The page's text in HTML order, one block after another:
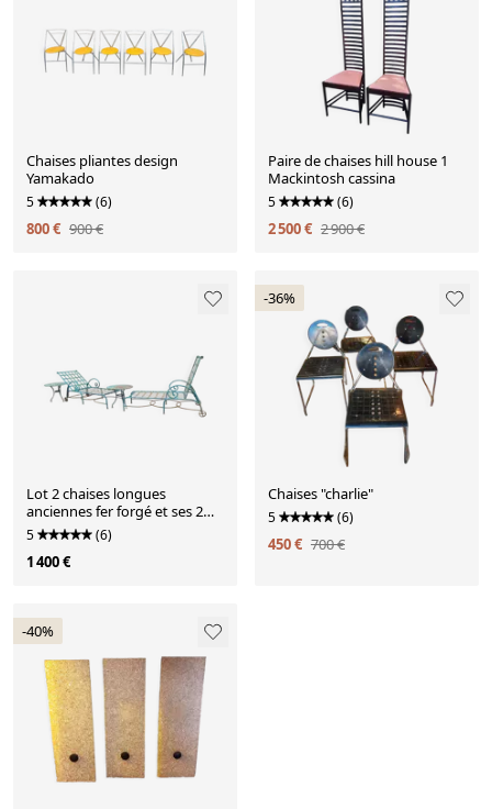
Chaises pliantes design
Yamakado
5 (6)
800 € 900 €
Paire de chaises hill house 1
Mackintosh cassina
5 (6)
2 500 € 2 900 €
Lot 2 chaises longues
anciennes fer forgé et ses 2
guéridons
5 (6)
1 400 €
-36%
Chaises "charlie"
5 (6)
450 € 700 €
-40%